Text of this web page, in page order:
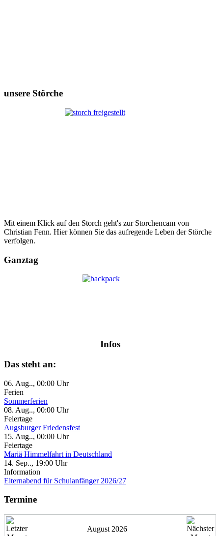
unsere Störche
Mit einem Klick auf den Storch geht's zur Storchencam von
Christian Fenn. Hier können Sie das aufregende Leben der Störche
verfolgen.
Ganztag
Infos
Das steht an:
06. Aug.., 00:00 Uhr
Ferien
Sommerferien
08. Aug.., 00:00 Uhr
Feiertage
Augsburger Friedensfest
15. Aug.., 00:00 Uhr
Feiertage
Mariä Himmelfahrt in Deutschland
14. Sep.., 19:00 Uhr
Information
Elternabend für Schulanfänger 2026/27
Termine
August 2026